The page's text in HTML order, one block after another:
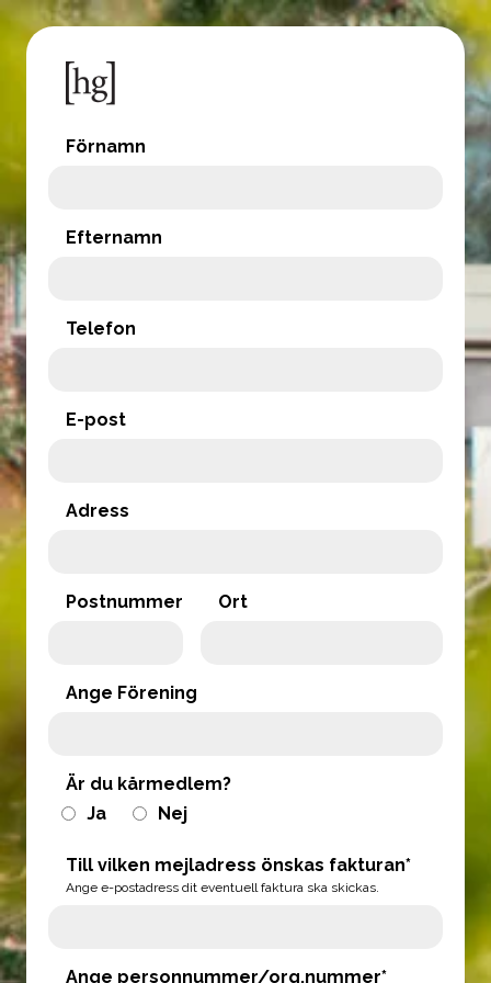
Förnamn
Efternamn
Telefon
E-post
Adress
Postnummer Ort
Ange Förening
Är du kårmedlem?
Ja
Nej
Till vilken mejladress önskas fakturan*
Ange e-postadress dit eventuell faktura ska skickas.
Ange personnummer/org.nummer*